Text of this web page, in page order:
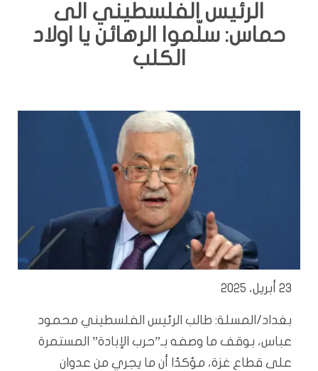
الرئيس الفلسطيني الى
حماس: سلّموا الرهائن يا اولاد
الكلب
23 أبريل، 2025
بغداد/المسلة: طالب الرئيس الفلسطيني محمود
عباس، بوقف ما وصفه بـ”حرب الإبادة” المستمرة
على قطاع غزة، مؤكدًا أن ما يجري من عدوان